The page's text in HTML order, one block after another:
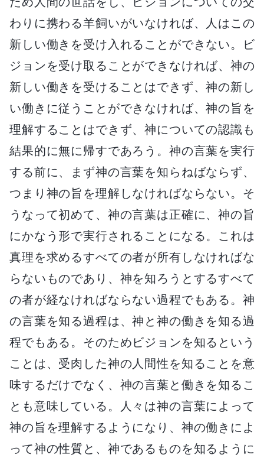
わりに携わる羊飼いがいなければ、人はこの
新しい働きを受け入れることができない。ビ
ジョンを受け取ることができなければ、神の
新しい働きを受けることはできず、神の新し
い働きに従うことができなければ、神の旨を
理解することはできず、神についての認識も
結果的に無に帰すであろう。神の言葉を実行
する前に、まず神の言葉を知らねばならず、
つまり神の旨を理解しなければならない。そ
うなって初めて、神の言葉は正確に、神の旨
にかなう形で実行されることになる。これは
真理を求めるすべての者が所有しなければな
らないものであり、神を知ろうとするすべて
の者が経なければならない過程でもある。神
の言葉を知る過程は、神と神の働きを知る過
程でもある。そのためビジョンを知るという
ことは、受肉した神の人間性を知ることを意
味するだけでなく、神の言葉と働きを知るこ
とも意味している。人々は神の言葉によって
神の旨を理解するようになり、神の働きによ
って神の性質と、神であるものを知るように